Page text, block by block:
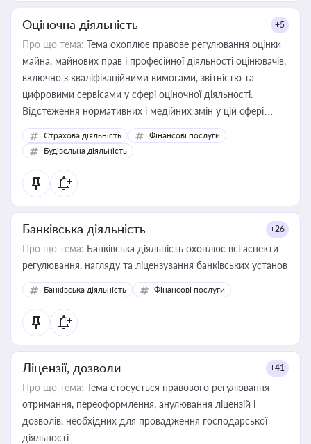
Оціночна діяльність +5
Про що тема: Тема охоплює правове регулювання оцінки
майна, майнових прав і професійної діяльності оцінювачів,
включно з кваліфікаційними вимогами, звітністю та
цифровими сервісами у сфері оціночної діяльності.
Відстеження нормативних і медійних змін у цій сфері
корисне для власника бізнесу, керівника, юриста або
бухгалтера під час оподаткування, приватизації, оренди
державного майна, корпоративних угод і перевірки
статусу суб'єктів оціночної діяльності
Страхова діяльність
Фінансові послуги
Будівельна діяльність
Банківська діяльність +26
Про що тема: Банківська діяльність охоплює всі аспекти
регулювання, нагляду та ліцензування банківських установ
Банківська діяльність Фінансові послуги
Ліцензії, дозволи +41
Про що тема: Тема стосується правового регулювання
отримання, переоформлення, анулювання ліцензій і
дозволів, необхідних для провадження господарської
діяльності